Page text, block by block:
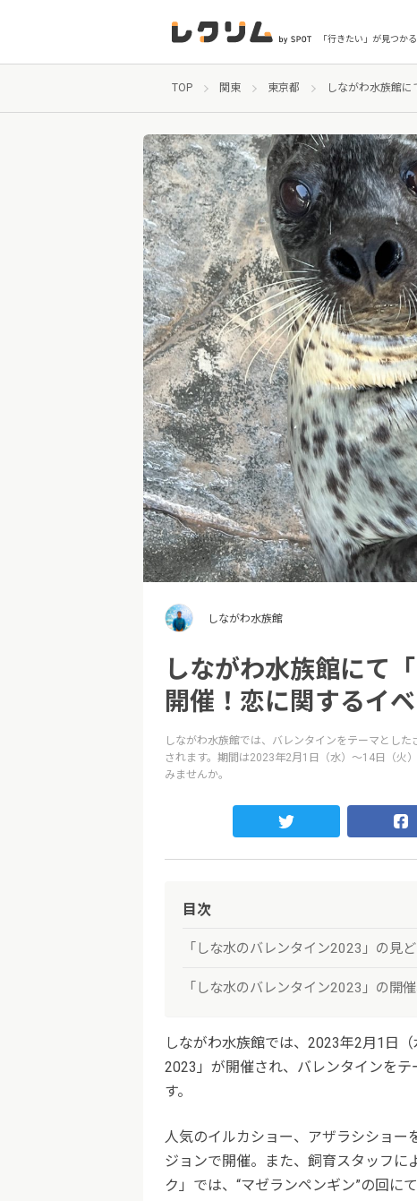
「行きたい」が見つか
TOP 関東 東京都 しながわ水族館
しながわ水族館
しながわ水族館にて
開催！恋に関するイ
しながわ水族館では、バレンタインをテーマとし
されます。期間は2023年2月1日（水）〜14日（火
みませんか。
目次
「しな水のバレンタイン2023」の見
「しな水のバレンタイン2023」の開
しながわ水族館では、2023年2月1日
2023」が開催され、バレンタインを
す。
人気のイルカショー、アザラシショー
ジョンで開催。また、飼育スタッフに
ク」では、“マゼランペンギン”の回に